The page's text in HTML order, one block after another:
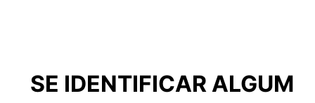
SE IDENTIFICAR ALGUM